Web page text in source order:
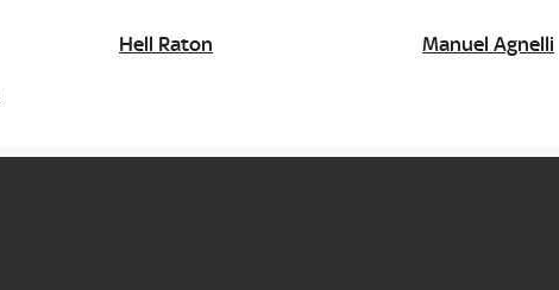
Hell Raton Manuel Agnelli